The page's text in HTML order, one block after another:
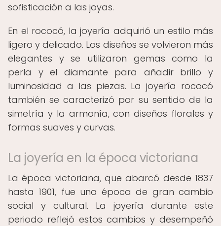
sofisticación a las joyas.
En el rococó, la joyería adquirió un estilo más
ligero y delicado. Los diseños se volvieron más
elegantes y se utilizaron gemas como la
perla y el diamante para añadir brillo y
luminosidad a las piezas. La joyería rococó
también se caracterizó por su sentido de la
simetría y la armonía, con diseños florales y
formas suaves y curvas.
La joyería en la época victoriana
La época victoriana, que abarcó desde 1837
hasta 1901, fue una época de gran cambio
social y cultural. La joyería durante este
periodo reflejó estos cambios y desempeñó